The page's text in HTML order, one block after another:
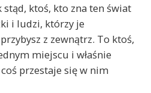
stąd, ktoś, kto zna ten świat
i ludzi, którzy je
z zewnątrz. To ktoś,
miejscu i właśnie
przestaje się w nim